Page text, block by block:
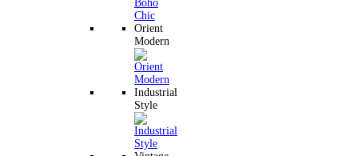
Orient
Modern
Industrial
Style